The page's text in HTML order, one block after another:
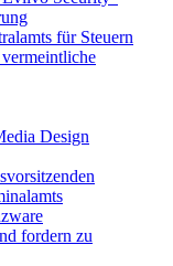
für Steuern
Design
fordern zu